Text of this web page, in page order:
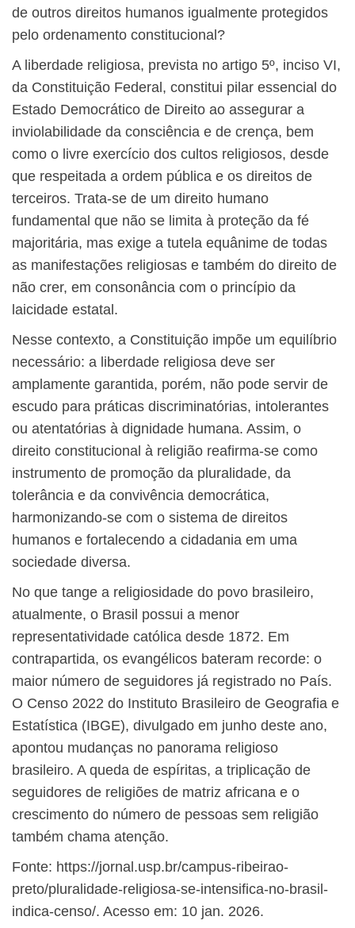
de outros direitos humanos igualmente protegidos
pelo ordenamento constitucional?
A liberdade religiosa, prevista no artigo 5º, inciso VI,
da Constituição Federal, constitui pilar essencial do
Estado Democrático de Direito ao assegurar a
inviolabilidade da consciência e de crença, bem
como o livre exercício dos cultos religiosos, desde
que respeitada a ordem pública e os direitos de
terceiros. Trata-se de um direito humano
fundamental que não se limita à proteção da fé
majoritária, mas exige a tutela equânime de todas
as manifestações religiosas e também do direito de
não crer, em consonância com o princípio da
laicidade estatal.
Nesse contexto, a Constituição impõe um equilíbrio
necessário: a liberdade religiosa deve ser
amplamente garantida, porém, não pode servir de
escudo para práticas discriminatórias, intolerantes
ou atentatórias à dignidade humana. Assim, o
direito constitucional à religião reafirma-se como
instrumento de promoção da pluralidade, da
tolerância e da convivência democrática,
harmonizando-se com o sistema de direitos
humanos e fortalecendo a cidadania em uma
sociedade diversa.
No que tange a religiosidade do povo brasileiro,
atualmente, o Brasil possui a menor
representatividade católica desde 1872. Em
contrapartida, os evangélicos bateram recorde: o
maior número de seguidores já registrado no País.
O Censo 2022 do Instituto Brasileiro de Geografia e
Estatística (IBGE), divulgado em junho deste ano,
apontou mudanças no panorama religioso
brasileiro. A queda de espíritas, a triplicação de
seguidores de religiões de matriz africana e o
crescimento do número de pessoas sem religião
também chama atenção.
​Fonte: https://jornal.usp.br/campus-ribeirao-
preto/pluralidade-religiosa-se-intensifica-no-brasil-
indica-censo/. Acesso em: 10 jan. 2026.